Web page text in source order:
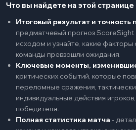
Что вы найдете на этой странице
Итоговый результат и точность
предматчевый прогноз ScoreSight
исходом и узнайте, какие факторы
команды превзошли ожидания.
Ключевые моменты,
критических событий, которые
переломные сражения,
индивидуальные действия
победителя.
Полная статистика матча -